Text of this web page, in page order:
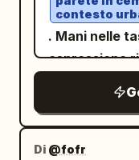
contesto
. Mani nelle
espressione
fotocamera.
bomber
nera
Di @fofr